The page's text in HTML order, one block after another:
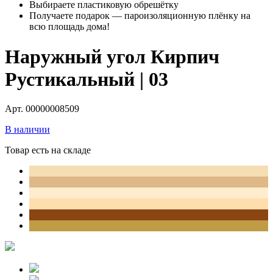
Выбираете пластиковую обрешётку
Получаете подарок — пароизоляционную плёнку на
всю площадь дома!
Наружный угол Кирпич
Рустикальный | 03
Арт. 00000008509
В наличии
Товар есть на складе